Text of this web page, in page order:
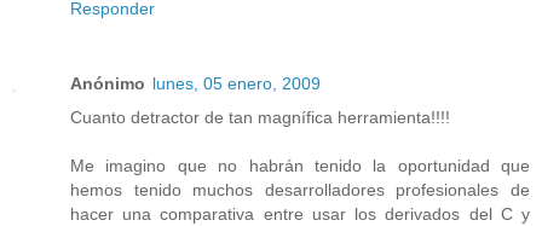
Responder
Anónimo lunes, 05 enero, 2009
Cuanto detractor de tan magnífica herramienta!!!!
Me imagino que no habrán tenido la oportunidad que
hemos tenido muchos desarrolladores profesionales de
hacer una comparativa entre usar los derivados del C y